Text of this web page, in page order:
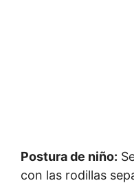
Postura de niño:
con las rodillas